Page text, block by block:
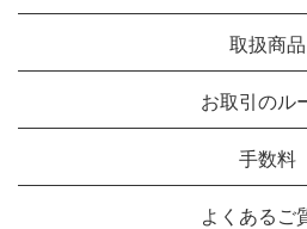
取扱商品
お取引のル
手数料
よくあるご